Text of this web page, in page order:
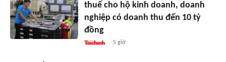
thuế cho hộ kinh doanh, doanh
nghiệp có doanh thu đến 10 tỷ
đồng
5 giờ